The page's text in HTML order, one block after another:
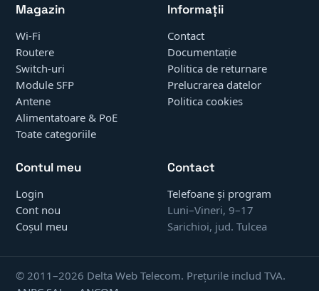
Magazin
Wi-Fi
Routere
Switch-uri
Module SFP
Antene
Alimentatoare & PoE
Toate categoriile
Informații
Contact
Documentație
Politica de returnare
Prelucrarea datelor
Politica cookies
Contul meu
Login
Cont nou
Coșul meu
Contact
Telefoane și program
Luni–Vineri, 9–17
Sarichioi, jud. Tulcea
© 2011–2026 Delta Web Telecom. Prețurile includ TVA.